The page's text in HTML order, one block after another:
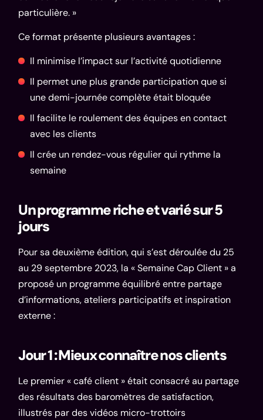
particulière. »
Ce format présente plusieurs avantages :
Il minimise l’impact sur l’activité quotidienne
Il permet une plus grande participation que si
une demi-journée complète était bloquée
Il facilite le roulement des équipes en contact
avec les clients
Il crée un rendez-vous régulier qui rythme la
semaine
Un programme riche et varié sur 5
jours
Pour sa deuxième édition, qui s’est déroulée du 25
au 29 septembre 2023, la « Semaine Cap Client » a
proposé un programme équilibré entre partage
d’informations, ateliers participatifs et inspiration
externe :
Jour 1 : Mieux connaître nos clients
Le premier « café client » était consacré au partage
des résultats des baromètres de satisfaction,
illustrés par des vidéos micro-trottoirs